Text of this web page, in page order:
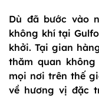
Dù đã bước vào
không khí tại
khởi. Tại gian
thăm quan
mọi nơi trên thế
về hương vị đặc